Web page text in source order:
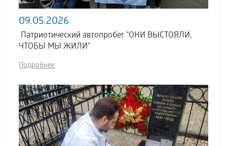
09.05.2026
Патриотический автопробег "ОНИ ВЫСТОЯЛИ,
ЧТОБЫ МЫ ЖИЛИ"
Подробнее